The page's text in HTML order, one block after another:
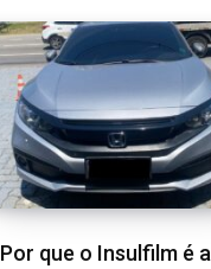
Por que o Insulfilm é a